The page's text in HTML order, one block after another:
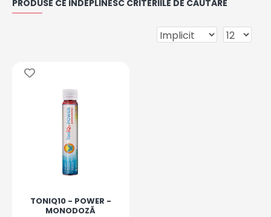
PRODUSE CE ÎNDEPLINESC CRITERIILE DE CĂUTARE
TONIQ10 - POWER -
MONODOZĂ